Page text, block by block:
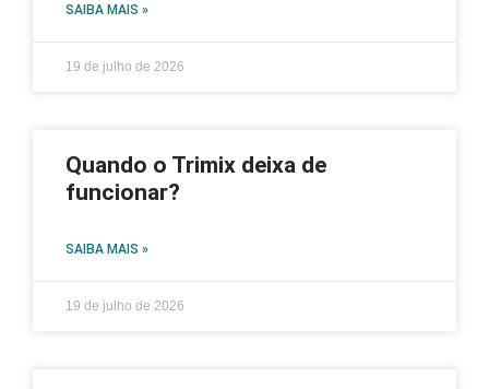
SAIBA MAIS »
19 de julho de 2026
Quando o Trimix deixa de
funcionar?
SAIBA MAIS »
19 de julho de 2026